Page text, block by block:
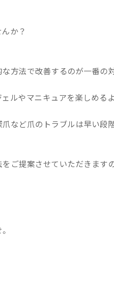
か？
方法で改善するのが一番の対
ルやマニキュアを楽しめる
など爪のトラブルは早い段
ご提案させていただきます